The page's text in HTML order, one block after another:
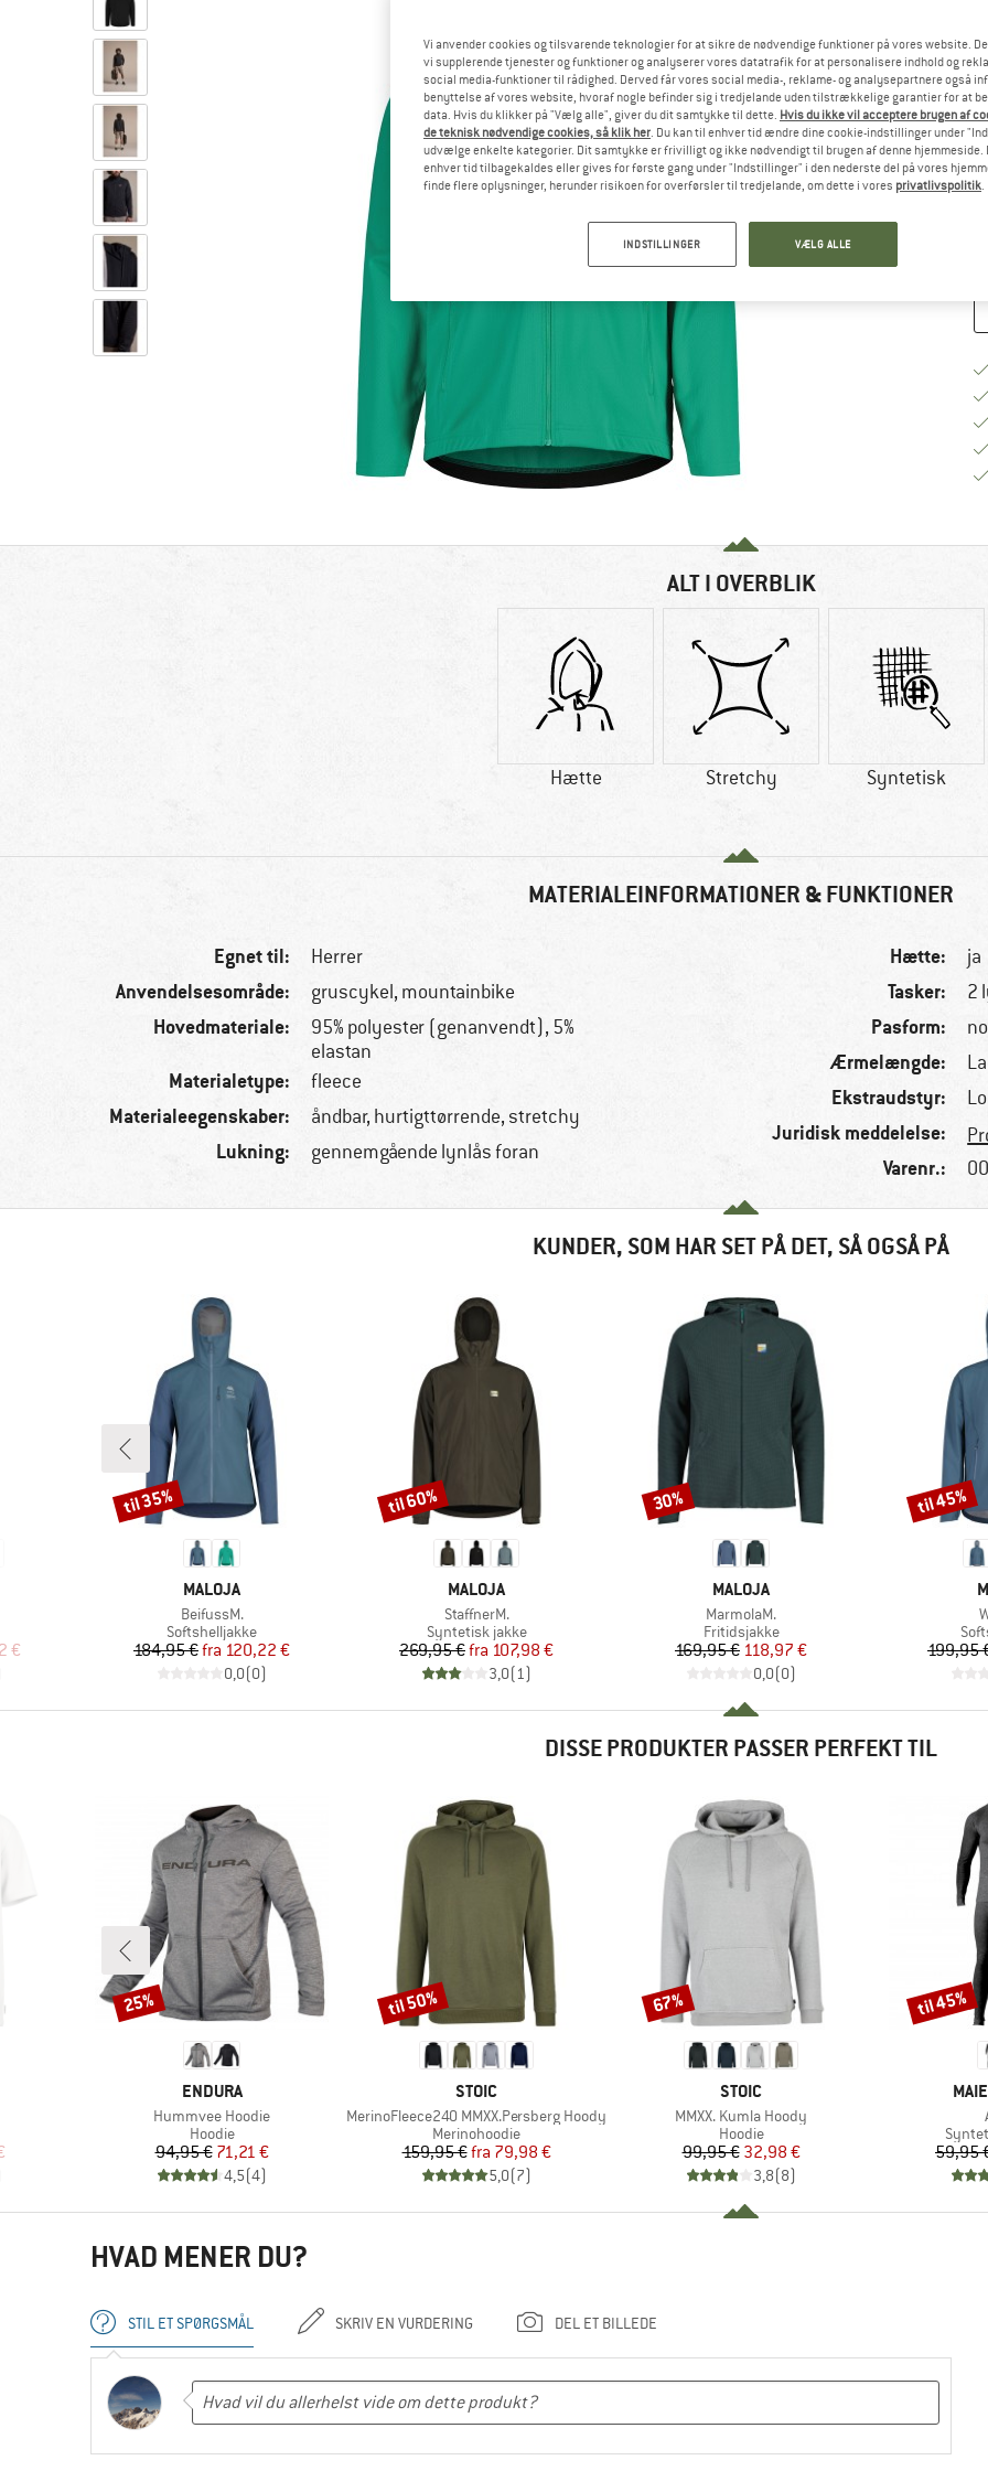
ALT I OVERBLIK
Hætte Stretchy Syntetisk
MATERIALEINFORMATIONER & FUNKTIONER
Egnet til: Herrer
Anvendelsesområde: gruscykel, mountainbike
Hovedmateriale:
95% polyester (genanvendt), 5%
elastan
Materialetype: fleece
Materialeegenskaber: åndbar, hurtigttørrende, stretchy
Lukning: gennemgående lynlås foran
Hætte: ja
Tasker: 2
Pasform:
Ærmelængde:
Ekstraudstyr:
Juridisk meddelelse:
Varenr.:
KUNDER, SOM HAR SET PÅ DET, SÅ OGSÅ PÅ
€
MÆRKE
MALOJA
Artikel
BeifussM.
Produktgruppe
Softshelljakke
Pris
184,95 € Nedsat pris
fra 120,22 €
0,0(0)
Rabat
til 35%
MÆRKE
MALOJA
Artikel
StaffnerM.
Produktgruppe
Syntetisk jakke
Pris
269,95 € Nedsat pris
fra 107,98 €
3,0(1)
Rabat
til 60%
MÆRKE
MALOJA
Artikel
MarmolaM.
Produktgruppe
Fritidsjakke
Pris
169,95 €Nedsat pris
118,97 €
0,0(0)
Rabat
30%
199,95
Rabat
til 45%
DISSE PRODUKTER PASSER PERFEKT TIL
MÆRKE
ENDURA
Artikel
Hummvee Hoodie
Produktgruppe
Hoodie
Pris
94,95 €Nedsat pris
71,21 €
4,5(4)
Rabat
25%
MÆRKE
STOIC
Artikel
MerinoFleece240 MMXX.Persberg Hoody
Produktgruppe
Merinohoodie
Pris
159,95 € Nedsat pris
fra 79,98 €
5,0(7)
Rabat
til 50%
MÆRKE
STOIC
Artikel
MMXX. Kumla Hoody
Produktgruppe
Hoodie
Pris
99,95 €Nedsat pris
32,98 €
3,8(8)
Rabat
67%
59,95
Rabat
til 45%
HVAD MENER DU?
STIL ET SPØRGSMÅL SKRIV EN VURDERING DEL ET BILLEDE
Vi anvender cookies og tilsvarende teknologier for at sikre de nødvendige funktioner på vores website.
vi supplerende tjenester og funktioner og analyserer vores datatrafik for at personalisere indhold og
social media-funktioner til rådighed. Derved får vores social media-, reklame- og analysepartnere også
benyttelse af vores website, hvoraf nogle befinder sig i tredjelande uden tilstrækkelige garantier for at
data. Hvis du klikker på "Vælg alle", giver du dit samtykke til dette. Hvis du ikke vil acceptere brugen af
de teknisk nødvendige cookies, så klik her. Du kan til enhver tid ændre dine cookie-indstillinger under
udvælge enkelte kategorier. Dit samtykke er frivilligt og ikke nødvendigt til brugen af denne hjemmeside.
enhver tid tilbagekaldes eller gives for første gang under "Indstillinger" i den nederste del på vores
finde flere oplysninger, herunder risikoen for overførsler til tredjelande, om dette i vores privatlivspolitik.
INDSTILLINGER VÆLG ALLE